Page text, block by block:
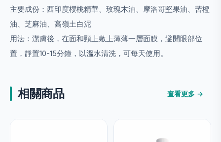
主要成份：西印度櫻桃精華、玫瑰木油、摩洛哥堅果油、苦橙
油、芝麻油、高嶺土白泥
用法：潔膚後，在面和頸上敷上薄薄一層面膜，避開眼部位
置，靜置10-15分鐘，以溫水清洗，可每天使用。
相關商品 查看更多 →